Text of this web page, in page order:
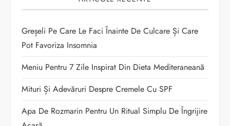
r
t
i
c
o
Greșeli Pe Care Le Faci Înainte De Culcare Și Care
Pot Favoriza Insomnia
Meniu Pentru 7 Zile Inspirat Din Dieta Mediteraneană
Mituri Și Adevăruri Despre Cremele Cu SPF
Apa De Rozmarin Pentru Un Ritual Simplu De Îngrijire